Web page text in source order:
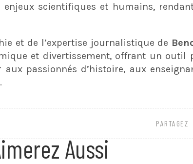
scientifiques et humains,
et de l’expertise journalistique de
et divertissement, offrant un outil
aux passionnés d’histoire, aux
PARTAGEZ
Aussi